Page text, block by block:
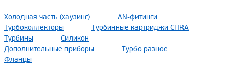
Холодная часть (хаузинг)
AN-фитинги
Турбоколлекторы
Турбинные картриджи CHRA
Турбины
Силикон
Дополнительные приборы
Турбо разное
Фланцы